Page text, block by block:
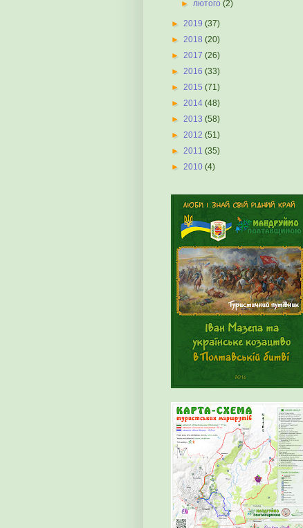
►лютого(2)
► 2019 (37)
► 2018 (20)
► 2017 (26)
► 2016 (33)
► 2015 (71)
► 2014 (48)
► 2013 (58)
► 2012 (51)
► 2011 (35)
► 2010 (4)